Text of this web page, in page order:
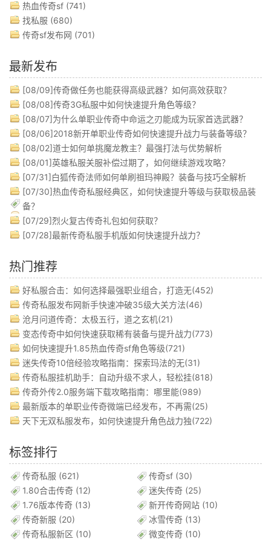
热血传奇sf (741)
找私服 (680)
传奇sf发布网 (701)
最新发布
[08/09]传奇做任务也能获得高级武器？如何高效获取？
[08/08]传奇3G私服中如何快速提升角色等级？
[08/07]为什么单职业传奇中命运之刃能成为玩家首选武器？
[08/06]2018新开单职业传奇如何快速提升战力与装备等级？
[08/02]道士如何单挑魔龙教主？最强打法与优势解析
[08/01]英雄私服关服补偿过期了，如何继续游戏攻略？
[07/31]白狐传奇法师如何单刷祖玛神殿？装备与技巧全解析
[07/30]热血传奇私服经典区，如何快速提升等级与获取极品装
备？
[07/29]烈火复古传奇礼包如何获取？
[07/28]最新传奇私服手机版如何快速提升战力？
热门推荐
好私服合击：如何选择最强职业组合，打造无(452)
传奇私服发布网新手快速冲破35级大关方法(46)
沧月问道传奇：太极五行，道之玄机(21)
变态传奇中如何快速获取稀有装备与提升战力(773)
如何快速提升1.85热血传奇sf角色等级(721)
迷失传奇10倍经验攻略指南：探索玛法的无(31)
传奇私服挂机助手：自动升级不求人，轻松挂(818)
传奇外传2.0服务端下载攻略指南：哪里能(989)
最新版本的单职业传奇微端已经发布，不再需(25)
天下无双私服发布，如何快速提升角色战力独(722)
标签排行
传奇私服 (621) 传奇sf (30)
1.80合击传奇 (12) 迷失传奇 (25)
1.76版本传奇 (13) 新开传奇网站 (10)
传奇新服 (20) 冰雪传奇 (13)
传奇私服新区 (10) 微变传奇 (10)